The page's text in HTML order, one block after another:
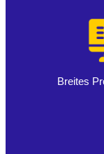
Breites